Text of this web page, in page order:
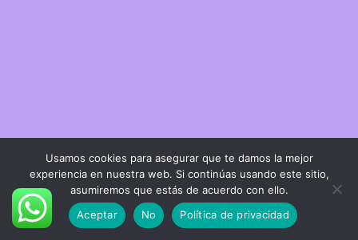
Usamos cookies para asegurar que te damos la mejor
experiencia en nuestra web. Si continúas usando este sitio,
asumiremos que estás de acuerdo con ello.
Aceptar
No Política de privacidad